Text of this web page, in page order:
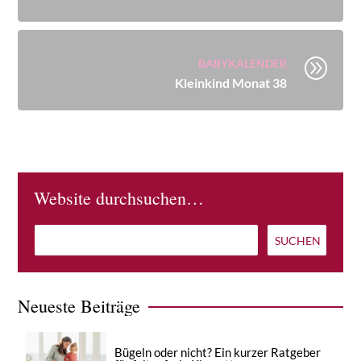
BABYKALENDER
Kleinkind Monat 38
A
Website durchsuchen…
Neueste Beiträge
Bügeln oder nicht? Ein kurzer Ratgeber